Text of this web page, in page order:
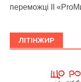
переможці ІІ
ЛІТІНЖИР